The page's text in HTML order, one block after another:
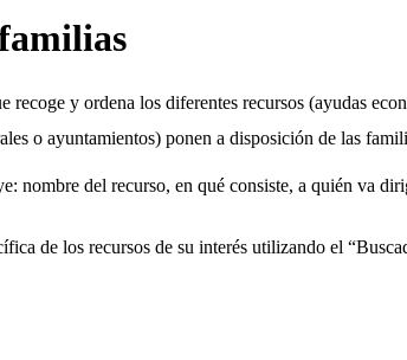
recoge y ordena los diferentes recursos (ayudas
o ayuntamientos) ponen a disposición de las
nombre del recurso, en qué consiste, a quién va
de los recursos de su interés utilizando el